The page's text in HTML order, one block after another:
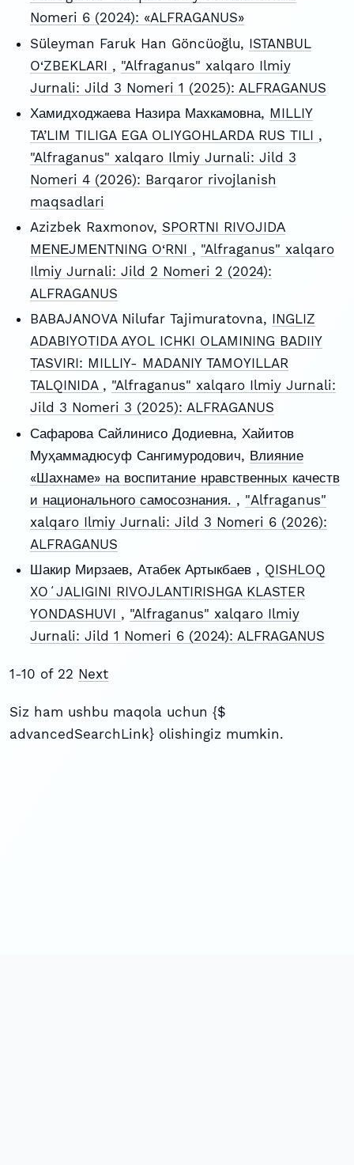
Nomeri 6 (2024): «ALFRAGANUS»
Süleyman Faruk Han Göncüoğlu, ISTANBUL
O‘ZBEKLARI , "Alfraganus" xalqaro Ilmiy
Jurnali: Jild 3 Nomeri 1 (2025): ALFRAGANUS
Хамидходжаева Назира Махкамовна, MILLIY
TA’LIM TILIGA EGA OLIYGOHLARDA RUS TILI ,
"Alfraganus" xalqaro Ilmiy Jurnali: Jild 3
Nomeri 4 (2026): Barqaror rivojlanish
maqsadlari
Azizbek Raxmonov, SPORTNI RIVOJIDА
MЕNЕJMЕNTNING O‘RNI , "Alfraganus" xalqaro
Ilmiy Jurnali: Jild 2 Nomeri 2 (2024):
ALFRAGANUS
BABAJANOVA Nilufar Tajimuratovna, INGLIZ
ADABIYOTIDA AYOL ICHKI OLAMINING BADIIY
TASVIRI: MILLIY- MADANIY TAMOYILLAR
TALQINIDA , "Alfraganus" xalqaro Ilmiy Jurnali:
Jild 3 Nomeri 3 (2025): ALFRAGANUS
Сафарова Сайлинисо Додиевна, Хайитов
Муҳаммадюсуф Сангимуродович, Влияние
«Шахнаме» на воспитание нравственных качеств
и национального самосознания. , "Alfraganus"
xalqaro Ilmiy Jurnali: Jild 3 Nomeri 6 (2026):
ALFRAGANUS
Шакир Мирзаев, Атабек Артыкбаев , QISHLOQ
XOʻJALIGINI RIVOJLANTIRISHGA KLASTER
YONDASHUVI , "Alfraganus" xalqaro Ilmiy
Jurnali: Jild 1 Nomeri 6 (2024): ALFRAGANUS
1-10 of 22 Next
Siz ham ushbu maqola uchun {$
advancedSearchLink} olishingiz mumkin.